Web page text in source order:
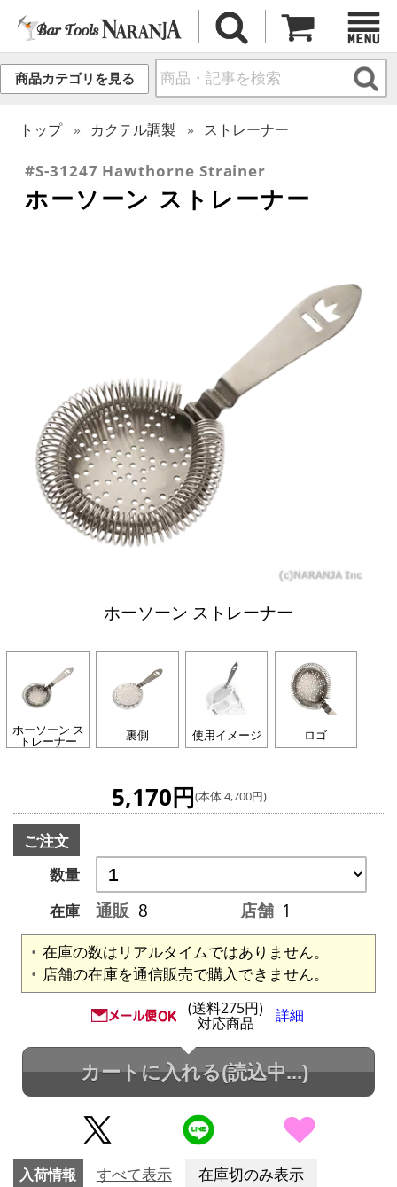
商品カテゴリを見る
トップ カクテル調製 ストレーナー
#S-31247 Hawthorne Strainer
ホーソーン ストレーナー
ホーソーン ストレーナー
ホーソーン ス
トレーナー 裏側 使用イメージ ロゴ
5,170円(本体 4,700円)
ご注文
数量
在庫
通販 8 店舗 1
在庫の数はリアルタイムではありません。
店舗の在庫を通信販売で購入できません。
(送料275円)
対応商品 詳細
カートに入れる(読込中...)
入荷情報 すべて表示 在庫切のみ表示